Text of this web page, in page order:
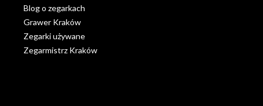
Blog o zegarkach
Grawer Kraków
Zegarki używane
Zegarmistrz Kraków